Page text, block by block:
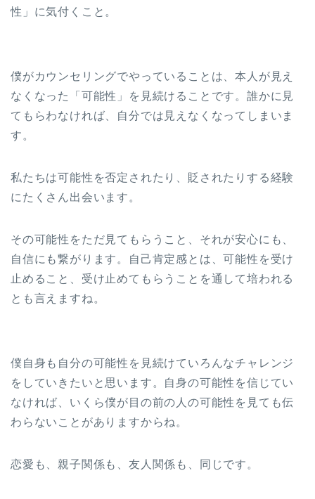
性」に気付くこと。
僕がカウンセリングでやっていることは、本人が見え
なくなった「可能性」を見続けることです。誰かに見
てもらわなければ、自分では見えなくなってしまいま
す。
私たちは可能性を否定されたり、貶されたりする経験
にたくさん出会います。
その可能性をただ見てもらうこと、それが安心にも、
自信にも繋がります。自己肯定感とは、可能性を受け
止めること、受け止めてもらうことを通して培われる
とも言えますね。
僕自身も自分の可能性を見続けていろんなチャレンジ
をしていきたいと思います。自身の可能性を信じてい
なければ、いくら僕が目の前の人の可能性を見ても伝
わらないことがありますからね。
恋愛も、親子関係も、友人関係も、同じです。